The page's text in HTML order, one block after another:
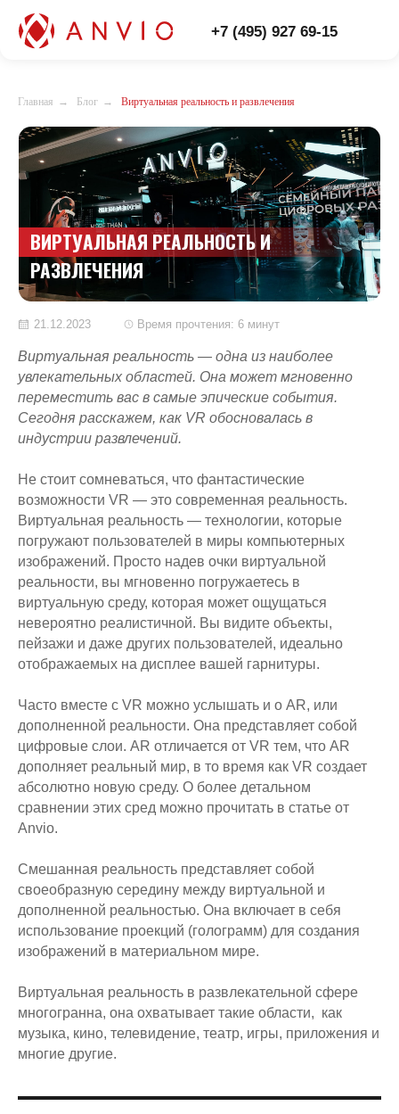
+7 (495) 927 69-15
Главная → Блог → Виртуальная реальность и развлечения
ВИРТУАЛЬНАЯ РЕАЛЬНОСТЬ И
РАЗВЛЕЧЕНИЯ
Время прочтения: 6 минут
Виртуальная реальность — одна из наиболее
увлекательных областей. Она может мгновенно
переместить вас в самые эпические события.
Сегодня расскажем, как VR обосновалась в
индустрии развлечений.
Не стоит сомневаться, что фантастические
возможности VR — это современная реальность.
Виртуальная реальность — технологии, которые
погружают пользователей в миры компьютерных
изображений. Просто надев очки виртуальной
реальности, вы мгновенно погружаетесь в
виртуальную среду, которая может ощущаться
невероятно реалистичной. Вы видите объекты,
пейзажи и даже других пользователей, идеально
отображаемых на дисплее вашей гарнитуры.
Часто вместе с VR можно услышать и о AR, или
дополненной реальности. Она представляет собой
цифровые слои. AR отличается от VR тем, что AR
дополняет реальный мир, в то время как VR создает
абсолютно новую среду. О более детальном
сравнении этих сред можно прочитать в статье от
Anvio.
Смешанная реальность представляет собой
своеобразную середину между виртуальной и
дополненной реальностью. Она включает в себя
использование проекций (голограмм) для создания
изображений в материальном мире.
Виртуальная реальность в развлекательной сфере
многогранна, она охватывает такие области, как
музыка, кино, телевидение, театр, игры, приложения и
многие другие.